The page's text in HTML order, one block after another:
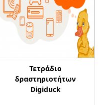
Τετράδιο
δραστηριοτήτων
Digiduck